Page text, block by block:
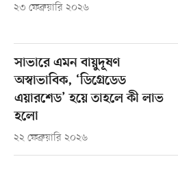
২৩ ফেব্রুয়ারি ২০২৬
সাভারে এমন বায়ুদূষণ
অস্বাভাবিক, ‘ডিগ্রেডেড
এয়ারশেড’ হয়ে তাহলে কী লাভ
হলো
২২ ফেব্রুয়ারি ২০২৬